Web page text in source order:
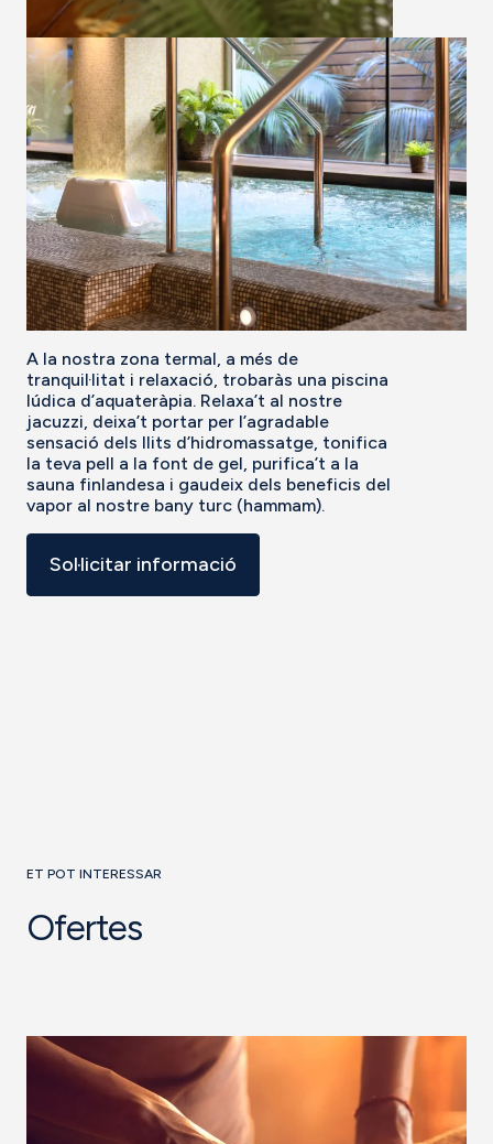
A la nostra zona termal, a més de
tranquil·litat i relaxació, trobaràs una piscina
lúdica d’aquateràpia. Relaxa’t al nostre
jacuzzi, deixa’t portar per l’agradable
sensació dels llits d’hidromassatge, tonifica
la teva pell a la font de gel, purifica’t a la
sauna finlandesa i gaudeix dels beneficis del
vapor al nostre bany turc (hammam).
Sol·licitar informació
ET POT INTERESSAR
Ofertes